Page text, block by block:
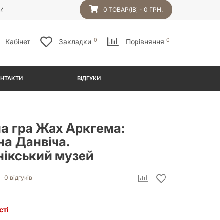
0 ТОВАР(ІВ) - 0 ГРН.
Кабінет Закладки 0 Порівняння 0
ВІДГУКИ
гра Жах Аркгема:
Данвіча.
музей
0 відгуків